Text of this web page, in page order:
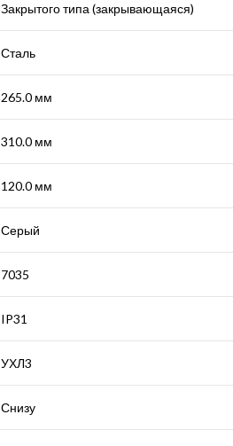
Закрытого типа (закрывающаяся)
Сталь
265.0 мм
310.0 мм
120.0 мм
Серый
7035
IP31
УХЛ3
Снизу